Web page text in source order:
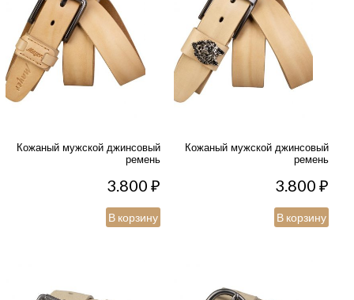
Кожаный мужской джинсовый
ремень
3.800₽
В корзину
Кожаный мужской джинсовый
ремень
3.800₽
В корзину